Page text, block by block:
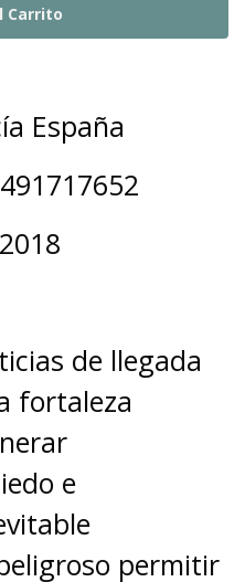
España
de llegada
fortaleza
e
permitir